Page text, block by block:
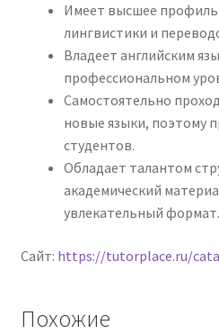
Имеет высшее
лингвистики и
Владеет английским
профессиональном
Самостоятельно
новые языки, поэтому
студентов.
Обладает талантом
академический
увлекательный формат.
Сайт: https://tutorplace.ru/
Похожие